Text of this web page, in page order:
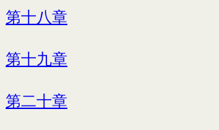
第十八章
第十九章
第二十章